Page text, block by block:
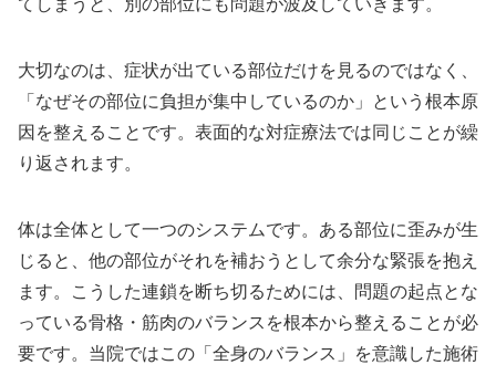
てしまうと、別の部位にも問題が波及していきます。
大切なのは、症状が出ている部位だけを見るのではなく、
「なぜその部位に負担が集中しているのか」という根本原
因を整えることです。表面的な対症療法では同じことが繰
り返されます。
体は全体として一つのシステムです。ある部位に歪みが生
じると、他の部位がそれを補おうとして余分な緊張を抱え
ます。こうした連鎖を断ち切るためには、問題の起点とな
っている骨格・筋肉のバランスを根本から整えることが必
要です。当院ではこの「全身のバランス」を意識した施術